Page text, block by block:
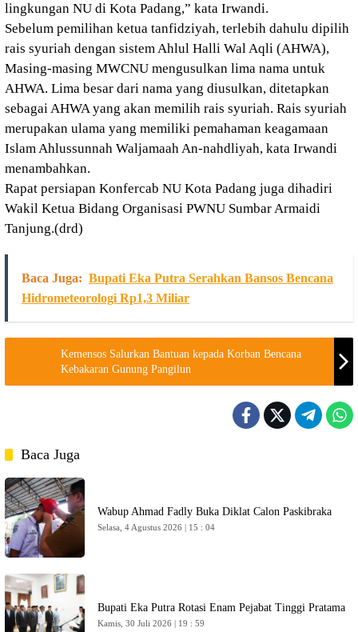
lingkungan NU di Kota Padang,” kata Irwandi.
Sebelum pemilihan ketua tanfidziyah, terlebih dahulu dipilih
rais syuriah dengan sistem Ahlul Halli Wal Aqli (AHWA),
Masing-masing MWCNU mengusulkan lima nama untuk
AHWA. Lima besar dari nama yang diusulkan, ditetapkan
sebagai AHWA yang akan memilih rais syuriah. Rais syuriah
merupakan ulama yang memiliki pemahaman keagamaan
Islam Ahlussunnah Waljamaah An-nahdliyah, kata Irwandi
menambahkan.
Rapat persiapan Konfercab NU Kota Padang juga dihadiri
Wakil Ketua Bidang Organisasi PWNU Sumbar Armaidi
Tanjung.(drd)
Baca Juga: Bupati Eka Putra Serahkan Bansos Bencana
Hidrometeorologi Rp1,3 Miliar
Kemensos Salurkan Bantuan kepada Korban Bencana
Kebakaran Gunung Pangilun
Baca Juga
Wabup Ahmad Fadly Buka Diklat Calon Paskibraka
Selasa, 4 Agustus 2026 | 15 : 04
Bupati Eka Putra Rotasi Enam Pejabat Tinggi Pratama
Kamis, 30 Juli 2026 | 19 : 59